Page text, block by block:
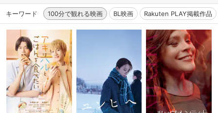
キーワード 100分で観れる映画 BL映画 Rakuten PLAY掲載作品